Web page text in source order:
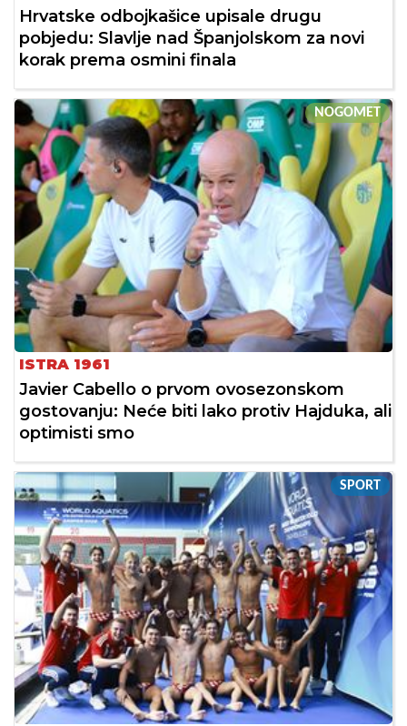
Hrvatske odbojkašice upisale drugu
pobjedu: Slavlje nad Španjolskom za novi
korak prema osmini finala
NOGOMET
ISTRA 1961
Javier Cabello o prvom ovosezonskom
gostovanju: Neće biti lako protiv Hajduka, ali
optimisti smo
SPORT